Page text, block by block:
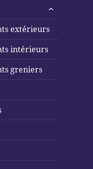
ouvrir
sous-
extérieurs
intérieurs
greniers